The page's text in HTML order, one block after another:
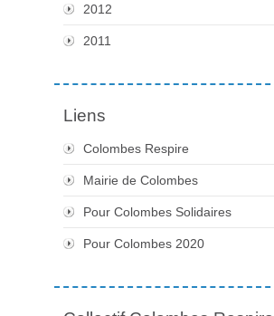
2012
2011
Liens
Colombes Respire
Mairie de Colombes
Pour Colombes Solidaires
Pour Colombes 2020